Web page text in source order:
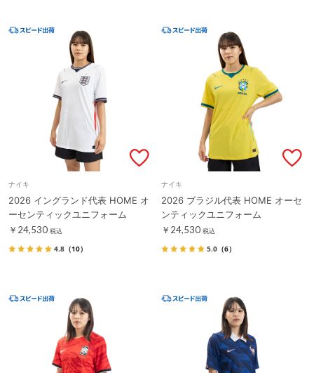
ナイキ
2026 イングランド代表 HOME オ
ーセンティックユニフォーム
￥24,530 税込
4.8 （10）
ナイキ
2026 ブラジル代表 HOME オーセ
ンティックユニフォーム
￥24,530 税込
5.0 （6）